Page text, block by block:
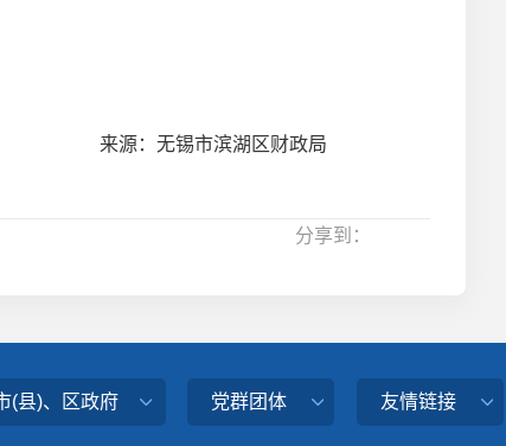
来源：无锡市滨湖区财政局
分享到：
(县)、区政府 党群团体 友情链接